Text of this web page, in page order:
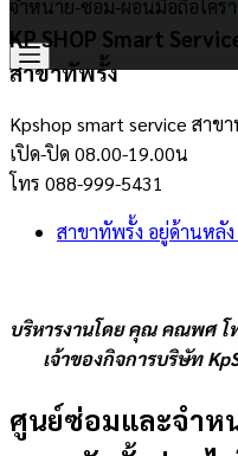
จำหน่าย-ซ่อม-ผ่อนมือถือโคร
KP SHOP Smart
สาขาทัพรั้ง
Kpshop smart service สาข
เปิด-ปิด 08.00-19.00น
โทร 088-999-5431
สาขาทัพรั้ง อยู่ด้านหลัง
บริหารงานโดย คุณ คณพศ
เจ้าของกิจการบริษัท
ศูนย์ซ่อมและจำห